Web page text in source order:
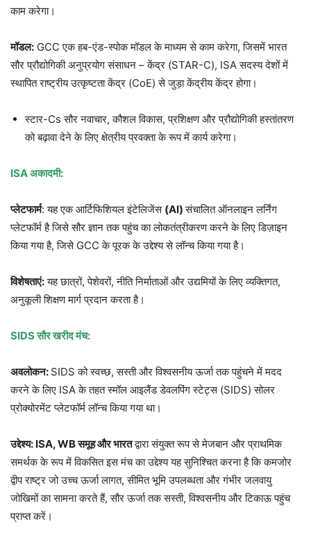
काम करेगा।
मॉडल: GCC एक हब-एंड-स्पोक मॉडल के माध्यम से काम करेगा, जिसमें भारत
सौर प्रौद्योगिकी अनुप्रयोग संसाधन – केंद्र (STAR-C), ISA सदस्य देशों में
स्थापित राष्ट्रीय उत्कृष्टता केंद्र (CoE) से जुड़ा केंद्रीय केंद्र होगा।
स्टार-Cs सौर नवाचार, कौशल विकास, प्रशिक्षण और प्रौद्योगिकी हस्तांतरण
को बढ़ावा देने के लिए क्षेत्रीय प्रवक्ता के रूप में कार्य करेगा।
ISA अकादमी:
प्लेटफार्म: यह एक आर्टिफिशियल इंटेलिजेंस (AI)संचालित ऑनलाइन लर्निंग
प्लेटफॉर्म है जिसे सौर ज्ञान तक पहुंच का लोकतंत्रीकरण करने के लिए डिज़ाइन
किया गया है, जिसे GCC के पूरक के उद्देश्य से लॉन्च किया गया है।
विशेषताएं:यह छात्रों, पेशेवरों, नीति निर्माताओं और उद्यमियों के लिए व्यक्तिगत,
अनुकूली शिक्षण मार्ग प्रदान करता है।
SIDS सौर खरीद मंच:
अवलोकन: SIDS को स्वच्छ, सस्ती और विश्वसनीय ऊर्जा तक पहुंचने में मदद
करने के लिए ISA के तहत स्मॉल आइलैंड डेवलपिंग स्टेट्स (SIDS) सोलर
प्रोक्योरमेंट प्लेटफॉर्म लॉन्च किया गया था।
उद्देश्य: ISA, WB समूह और भारतद्वारा संयुक्त रूप से मेजबान और प्राथमिक
समर्थक के रूप में विकसित इस मंच का उद्देश्य यह सुनिश्चित करना है कि कमजोर
द्वीप राष्ट्र जो उच्च ऊर्जा लागत, सीमित भूमि उपलब्धता और गंभीर जलवायु
जोखिमों का सामना करते हैं, सौर ऊर्जा तक सस्ती, विश्वसनीय और टिकाऊ पहुंच
प्राप्त करें।